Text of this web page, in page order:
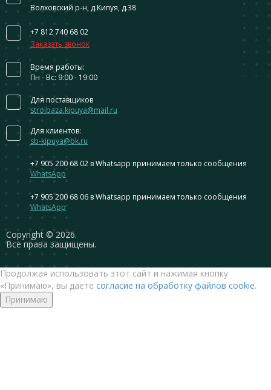
Сopyright © 2026.
Все права защищены.
Волховский р-н, д.Кипуя, д.38
+7 812 740 68 02
Заказать звонок
Время работы:
Пн - Вс: 9:00 - 19:00
Для поставщиков
stroibaza.kipuya@mail.ru
Для клиентов:
sb-kipuya@bk.ru
+7 905 200 68 02 в Whatsapp принимаем только сообщения
WhatsApp
+7 905 200 68 06 в Whatsapp принимаем только сообщения
WhatsApp
Продолжая использовать этот сайт и нажимая кнопку
«Принимаю», вы даете согласие на обработку файлов cookie.
Принимаю